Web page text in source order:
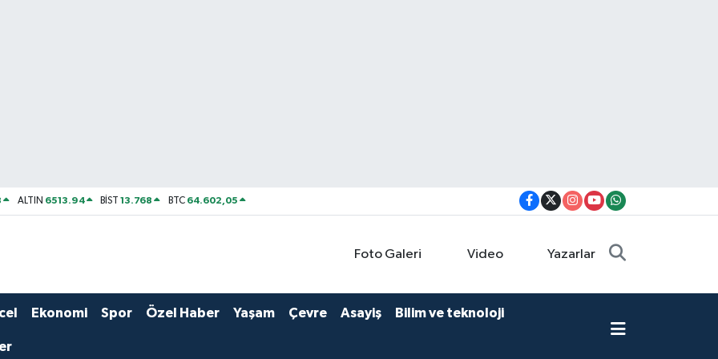
ALTIN 6513.94 BİST13.768 BTC 64.602,05
Foto Galeri Video Yazarlar
Ekonomi Spor Özel Haber Yaşam Çevre Asayiş Bilim ve teknoloji